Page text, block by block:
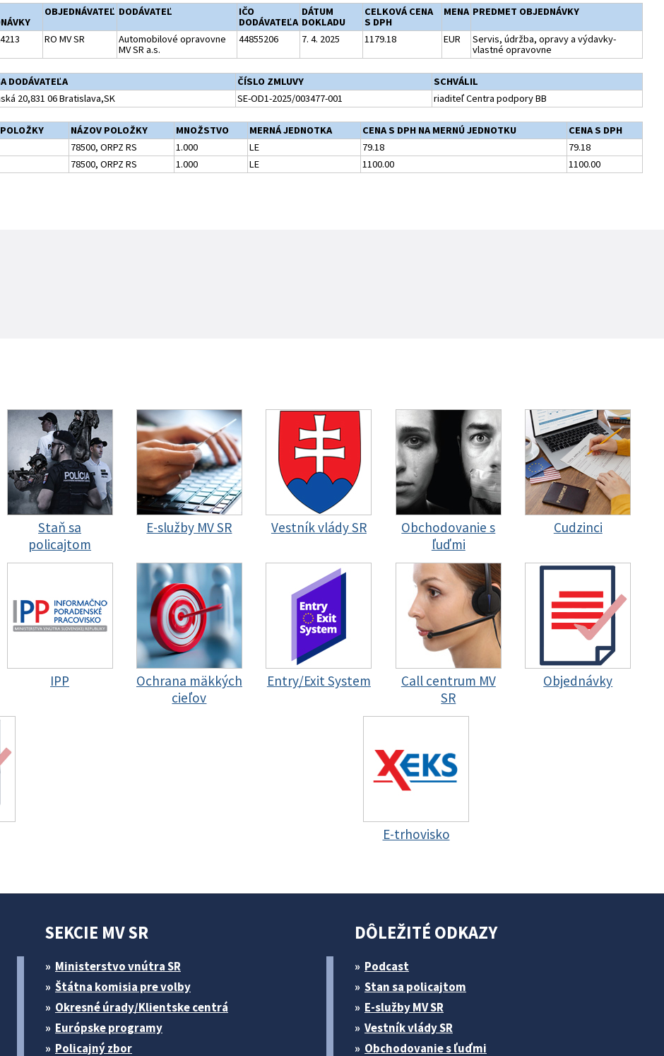
OBJEDNÁVATEĽ DODÁVATEĽ
IČO
DODÁVATEĽA
DÁTUM
DOKLADU
CELKOVÁ CENA
S DPH
MENA PREDMET OBJEDNÁVKY
RO MV SR
Automobilové opravovne
MV SR a.s.
44855206 7. 4. 2025 1179.18 EUR
Servis, údržba, opravy a výdavky-
vlastné opravovne
DODÁVATEĽA ČÍSLO ZMLUVY
SCHVÁLIL
20,831 06 Bratislava,SK
SE-OD1-2025/003477-001 riaditeľ Centra podpory BB
NÁZOV POLOŽKY MNOŽSTVO MERNÁ JEDNOTKA CENA S DPH NA MERNÚ JEDNOTKU
CENA S DPH
78500, ORPZ RS 1.000 LE 79.18
79.18
78500, ORPZ RS 1.000 LE 1100.00 1100.00
Staň sa
policajtom
E-služby MV SR Vestník vlády SR
Obchodovanie s
ľuďmi
Cudzinci
IPP
Ochrana mäkkých
cieľov
Entry/Exit System
Call centrum MV
SR
Objednávky
E-trhovisko
SEKCIE MV SR
Ministerstvo vnútra SR
Štátna komisia pre volby
Okresné úrady/Klientske centrá
Európske programy
Policajný zbor
DÔLEŽITÉ ODKAZY
Podcast
Stan sa policajtom
E-služby MV SR
Vestník vlády SR
Obchodovanie s ľuďmi